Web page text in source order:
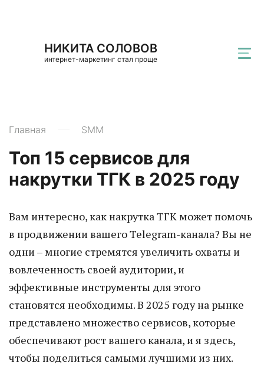
НИКИТА СОЛОВОВ
интернет-маркетинг стал проще
Главная SMM
Топ 15 сервисов для
накрутки ТГК в 2025 году
Вам интересно, как накрутка ТГК может помочь
в продвижении вашего Telegram-канала? Вы не
одни – многие стремятся увеличить охваты и
вовлеченность своей аудитории, и
эффективные инструменты для этого
становятся необходимы. В 2025 году на рынке
представлено множество сервисов, которые
обеспечивают рост вашего канала, и я здесь,
чтобы поделиться самыми лучшими из них.